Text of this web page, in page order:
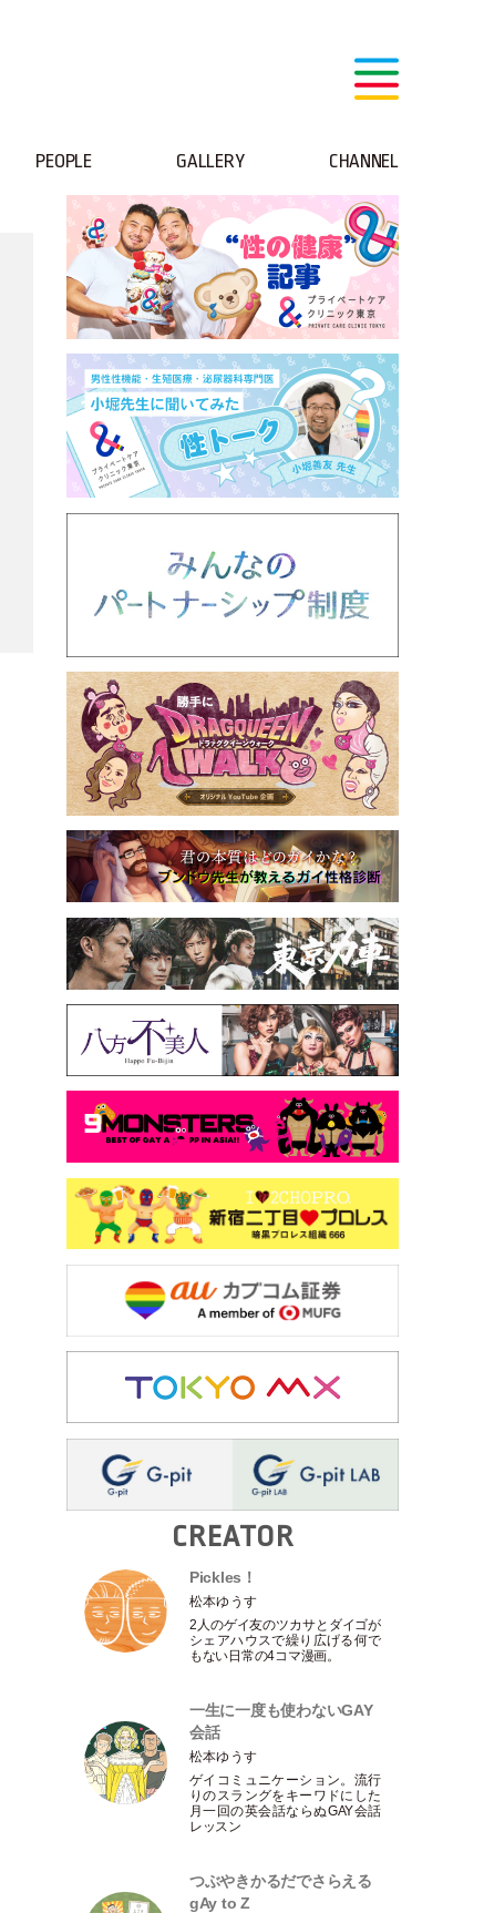
PEOPLE GALLERY CHANNEL
CREATOR
Pickles！
松本ゆうす
2人のゲイ友のツカサとダイゴが
シェアハウスで繰り広げる何で
もない日常の4コマ漫画。
一生に一度も使わないGAY
会話
松本ゆうす
ゲイコミュニケーション。流行
りのスラングをキーワドにした
月一回の英会話ならぬGAY会話
レッスン
つぶやきかるだでさらえる
gAy to Z